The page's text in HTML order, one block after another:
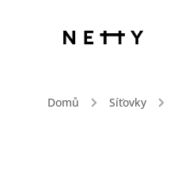
Domů / Síťovky /